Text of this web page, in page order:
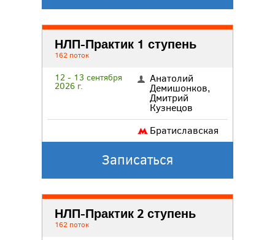
НЛП-Практик 1 ступень
162 поток
12 - 13 сентября
2026 г.
Анатолий
Демишонков,
Дмитрий
Кузнецов
Братиславская
Записаться
НЛП-Практик 2 ступень
162 поток